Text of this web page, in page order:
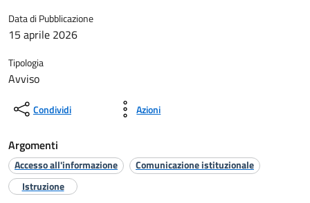
Data di Pubblicazione
15 aprile 2026
Tipologia
Avviso
Condividi Azioni
Argomenti
Accesso all'informazione
Comunicazione istituzionale
Istruzione